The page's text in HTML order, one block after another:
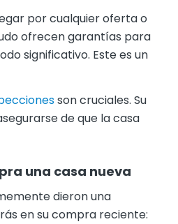
por cualquier oferta o
ofrecen garantías para
significativo. Este es un
son cruciales. Su
de que la casa
una casa nueva
dieron una
en su compra reciente: